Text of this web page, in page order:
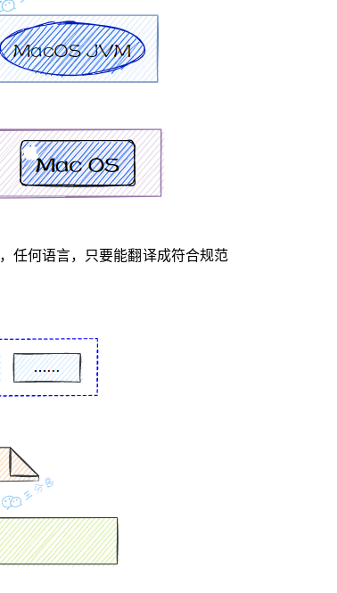
任何语言，只要能翻译成符合规范